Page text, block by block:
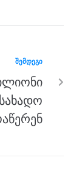
ᲨᲔᲛᲓᲔᲒᲘ